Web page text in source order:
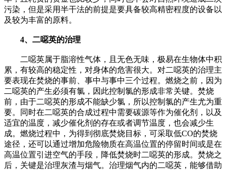
污染，但是采用半干法的前提是要具备较高精密程度的设备以
及较为丰富的原料。
4、二噁英的治理
二噁英属于脂溶性气体，且无色无味，极易在生物体中积
累，有较高的稳定性，对身体的危害很大。对二噁英的治理主
要表现在焚烧的事前、事中与事中三个过程。燃烧之前，因为
二噁英的产生必须有氯，因此控制氯的形成非常关键。焚烧
前，由于二噁英的形成不能缺少氯，所以控制氯的产生尤为重
要。同时在二噁英的合成过程中需要碳源等作为催化剂，以及
适宜的温度，减少催化剂的存在或者调节温度，也会减少生
成。燃烧过程中，为得到彻底焚烧目标，可采取低CO的焚烧
途径，还可以通过增加危险物质在高温位置的停留时间或是在
高温位置引进空气的手段，降低焚烧时二噁英的形成。焚烧之
后，关键是治理灰渣与烟气。治理烟气内的二噁英，能够借助